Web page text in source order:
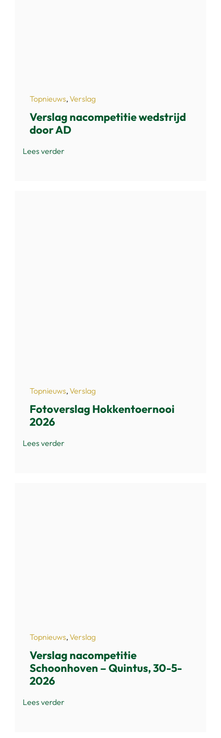
Topnieuws,Verslag
Verslag nacompetitie wedstrijd
door AD
Lees verder
Topnieuws,Verslag
Fotoverslag Hokkentoernooi
2026
Lees verder
Topnieuws,Verslag
Verslag nacompetitie
Schoonhoven – Quintus, 30-5-
2026
Lees verder